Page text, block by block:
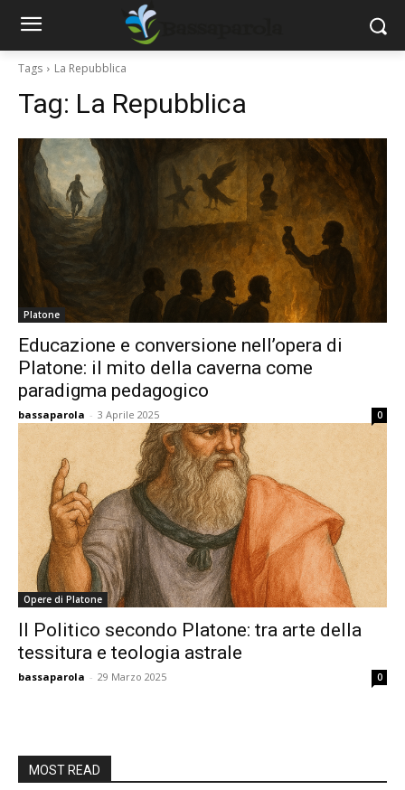
Tags La Repubblica
Tag: La Repubblica
Platone
Educazione e conversione nell’opera di
Platone: il mito della caverna come
paradigma pedagogico
bassaparola - 3 Aprile 2025 0
Opere di Platone
Il Politico secondo Platone: tra arte della
tessitura e teologia astrale
bassaparola - 29 Marzo 2025 0
MOST READ